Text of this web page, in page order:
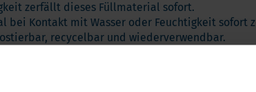
zerfällt dieses Füllmaterial sofort.
bei Kontakt mit Wasser oder Feuchtigkeit
recycelbar und wiederverwendbar.